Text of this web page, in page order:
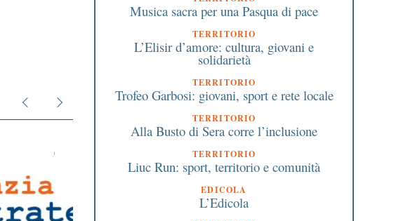
Musica sacra per una Pasqua di pace
TERRITORIO
L’Elisir d’amore: cultura, giovani e
solidarietà
TERRITORIO
Trofeo Garbosi: giovani, sport e rete locale
TERRITORIO
Alla Busto di Sera corre l’inclusione
TERRITORIO
Liuc Run: sport, territorio e comunità
EDICOLA
L’Edicola